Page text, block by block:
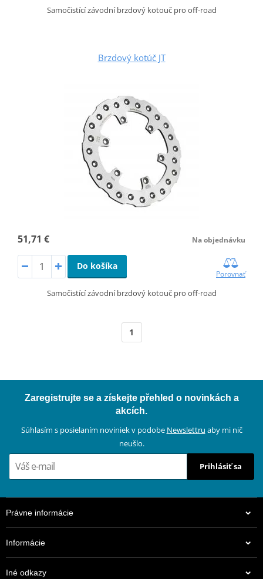
Samočistící závodní brzdový kotouč pro off-road
Brzdový kotúč JT
51,71 € Na objednávku
Do košíka
Porovnať
Samočistící závodní brzdový kotouč pro off-road
1
Zaregistrujte se a získejte přehled o novinkách a
akcích.
Súhlasím s posielaním noviniek v podobe Newslettru aby mi nič
neušlo.
Prihlásiť sa
Právne informácie
Informácie
Iné odkazy